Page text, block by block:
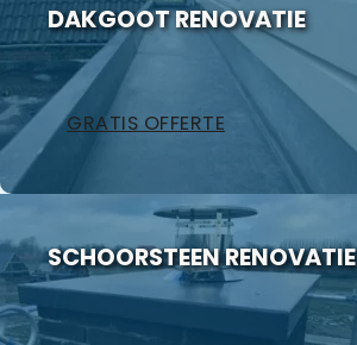
DAKGOOT RENOVATIE
GRATIS OFFERTE
SCHOORSTEEN RENOVATIE